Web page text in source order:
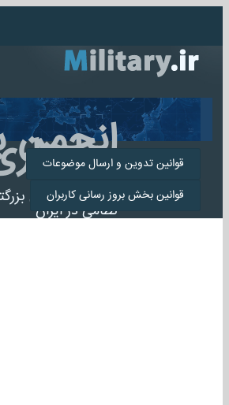
انجمن
انجمن میلیتاری
نظامی در ایران
قوانین تدوین و ارسال موضوعات
قوانین بخش بروز رسانی کاربران